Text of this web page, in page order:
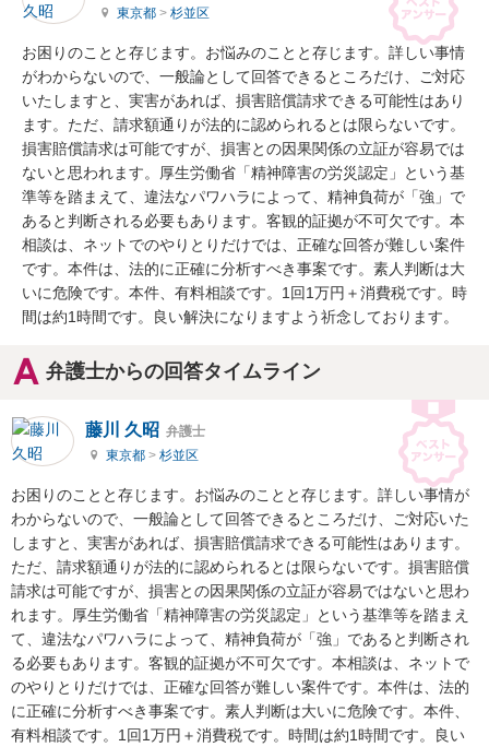
東京都 > 杉並区
お困りのことと存じます。お悩みのことと存じます。詳しい事情
がわからないので、一般論として回答できるところだけ、ご対応
いたしますと、実害があれば、損害賠償請求できる可能性はあり
ます。ただ、請求額通りが法的に認められるとは限らないです。
損害賠償請求は可能ですが、損害との因果関係の立証が容易では
ないと思われます。厚生労働省「精神障害の労災認定」という基
準等を踏まえて、違法なパワハラによって、精神負荷が「強」で
あると判断される必要もあります。客観的証拠が不可欠です。本
相談は、ネットでのやりとりだけでは、正確な回答が難しい案件
です。本件は、法的に正確に分析すべき事案です。素人判断は大
いに危険です。本件、有料相談です。1回1万円＋消費税です。時
間は約1時間です。良い解決になりますよう祈念しております。
弁護士からの回答タイムライン
藤川 久昭 弁護士
東京都 > 杉並区
お困りのことと存じます。お悩みのことと存じます。詳しい事情が
わからないので、一般論として回答できるところだけ、ご対応いた
しますと、実害があれば、損害賠償請求できる可能性はあります。
ただ、請求額通りが法的に認められるとは限らないです。損害賠償
請求は可能ですが、損害との因果関係の立証が容易ではないと思わ
れます。厚生労働省「精神障害の労災認定」という基準等を踏まえ
て、違法なパワハラによって、精神負荷が「強」であると判断され
る必要もあります。客観的証拠が不可欠です。本相談は、ネットで
のやりとりだけでは、正確な回答が難しい案件です。本件は、法的
に正確に分析すべき事案です。素人判断は大いに危険です。本件、
有料相談です。1回1万円＋消費税です。時間は約1時間です。良い